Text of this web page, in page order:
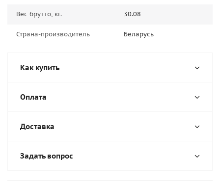
Вес брутто, кг. 30.08
Страна-производитель Беларусь
Как купить
Оплата
Доставка
Задать вопрос